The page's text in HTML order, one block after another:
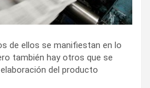
de ellos se manifiestan en lo
también hay otros que se
del producto